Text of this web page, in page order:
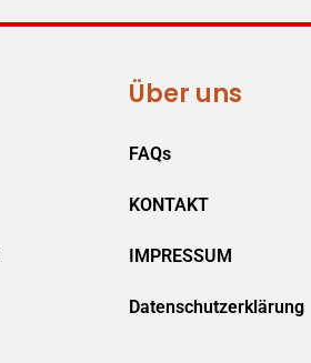
Über uns
FAQs
KONTAKT
IMPRESSUM
Datenschutzerklärung